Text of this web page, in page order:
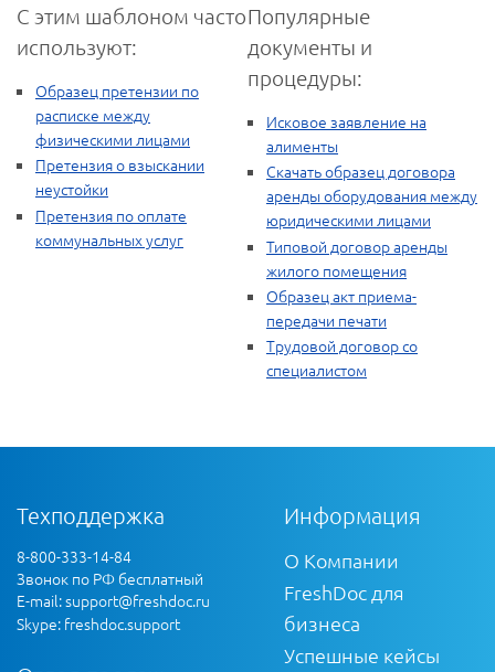
С этим шаблоном часто
используют:
Образец претензии по
расписке между
физическими лицами
Претензия о взыскании
неустойки
Претензия по оплате
коммунальных услуг
Популярные
документы и
процедуры:
Исковое заявление на
алименты
Скачать образец договора
аренды оборудования между
юридическими лицами
Типовой договор аренды
жилого помещения
Образец акт приема-
передачи печати
Трудовой договор со
специалистом
Техподдержка
8-800-333-14-84
Звонок по РФ бесплатный
E-mail:support@freshdoc.ru
Skype: freshdoc.support
Информация
О Компании
FreshDoc для
бизнеса
Успешные кейсы